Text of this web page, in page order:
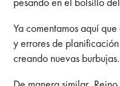
Ya comentamos aquí
y errores de
creando nuevas burbujas.